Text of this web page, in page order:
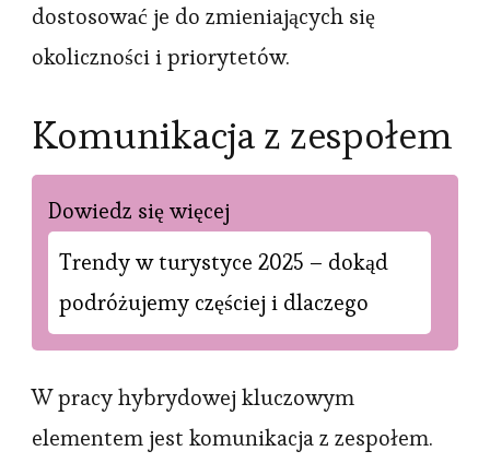
dostosować je do zmieniających się
okoliczności i priorytetów.
Komunikacja z zespołem
Dowiedz się więcej
Trendy w turystyce 2025 – dokąd
podróżujemy częściej i dlaczego
W pracy hybrydowej kluczowym
elementem jest komunikacja z zespołem.